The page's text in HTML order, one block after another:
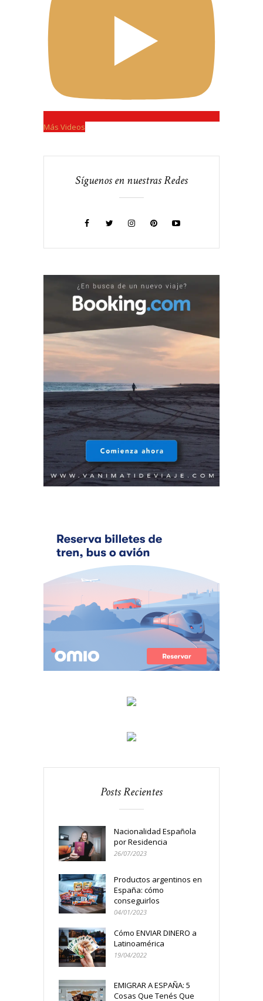
Más Videos
Síguenos en nuestras Redes
Posts Recientes
Nacionalidad Española
por Residencia
26/07/2023
Productos argentinos en
España: cómo
conseguirlos
04/01/2023
Cómo ENVIAR DINERO a
Latinoamérica
19/04/2022
EMIGRAR A ESPAÑA: 5
Cosas Que Tenés Que